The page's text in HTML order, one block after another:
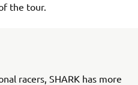
the tour.
racers, SHARK has more